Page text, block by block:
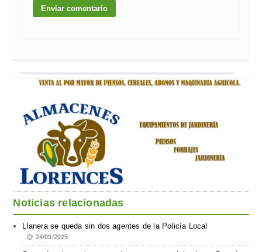
Noticias relacionadas
Llanera se queda sin dos agentes de la Policía Local
24/09/2025